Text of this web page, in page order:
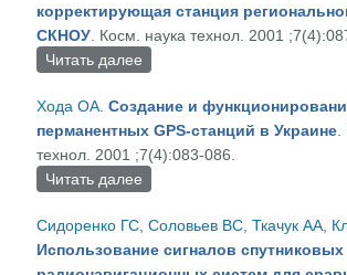
корректирующая станция
СКНОУ . Косм. наука технол. 2001
Читать далее
Хода ОА .Создание и
перманентных GPS-станций в Украине
технол. 2001 ;7(4):083-086.
Читать далее
Сидоренко ГС ,Соловьев ВС ,Ткачук АА
Использование сигналов спутниковых